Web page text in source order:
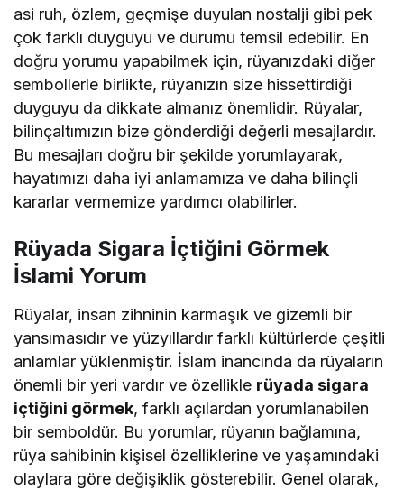
asi ruh, özlem, geçmişe duyulan nostalji gibi pek
çok farklı duyguyu ve durumu temsil edebilir. En
doğru yorumu yapabilmek için, rüyanızdaki diğer
sembollerle birlikte, rüyanızın size hissettirdiği
duyguyu da dikkate almanız önemlidir. Rüyalar,
bilinçaltımızın bize gönderdiği değerli mesajlardır.
Bu mesajları doğru bir şekilde yorumlayarak,
hayatımızı daha iyi anlamamıza ve daha bilinçli
kararlar vermemize yardımcı olabilirler.
Rüyada Sigara İçtiğini Görmek
İslami Yorum
Rüyalar, insan zihninin karmaşık ve gizemli bir
yansımasıdır ve yüzyıllardır farklı kültürlerde çeşitli
anlamlar yüklenmiştir. İslam inancında da rüyaların
önemli bir yeri vardır ve özellikle rüyada sigara
içtiğini görmek, farklı açılardan yorumlanabilen
bir semboldür. Bu yorumlar, rüyanın bağlamına,
rüya sahibinin kişisel özelliklerine ve yaşamındaki
olaylara göre değişiklik gösterebilir. Genel olarak,